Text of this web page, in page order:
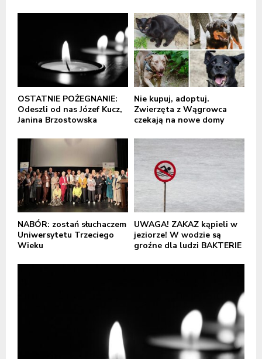
OSTATNIE POŻEGNANIE:
Odeszli od nas Józef Kucz,
Janina Brzostowska
Nie kupuj, adoptuj.
Zwierzęta z Wągrowca
czekają na nowe domy
NABÓR: zostań słuchaczem
Uniwersytetu Trzeciego
Wieku
UWAGA! ZAKAZ kąpieli w
jeziorze! W wodzie są
groźne dla ludzi BAKTERIE